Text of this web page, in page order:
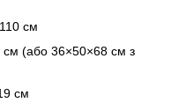
см
см (або 36×50×68 см з
см